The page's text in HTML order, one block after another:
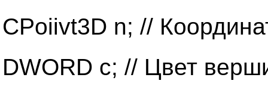
CPoiivt3D n; //
DWORD с; // Цвет